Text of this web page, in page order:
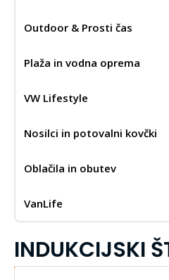
Outdoor & Prosti čas
Plaža in vodna oprema
VW Lifestyle
Nosilci in potovalni kovčki
Oblačila in obutev
VanLife
INDUKCIJSKI
Iskalnik...